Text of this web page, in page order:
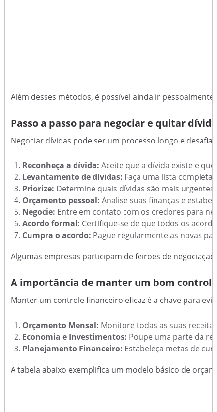
Além desses métodos, é possível ainda ir
Passo a passo para negociar e quitar
Negociar dívidas pode ser um processo longo e
Reconheça a dívida: Aceite que a dívida existe e
Levantamento de dívidas: Faça uma lista
Priorize: Determine quais dívidas são mais
Orçamento pessoal: Analise suas finanças e
Negocie: Entre em contato com os credores para
Acordo formal: Certifique-se de que todos os
Cumpra o acordo: Pague regularmente as novas
Algumas empresas participam de feirões de
A importância de manter um bom
Manter um controle financeiro eficaz é a chave para
Orçamento Mensal: Monitore todas as suas
Economia e Investimentos: Poupe uma parte da
Planejamento Financeiro: Estabeleça metas de
A tabela abaixo exemplifica um modelo básico de